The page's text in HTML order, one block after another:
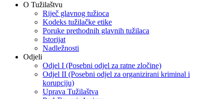
O Tužilaštvu
Riječ glavnog tužioca
Kodeks tužilačke etike
Poruke prethodnih glavnih tužilaca
Istorijat
Nadležnosti
Odjeli
Odjel I (Posebni odjel za ratne zločine)
Odjel II (Posebni odjel za organizirani kriminal i
korupciju)
Uprava Tužilaštva